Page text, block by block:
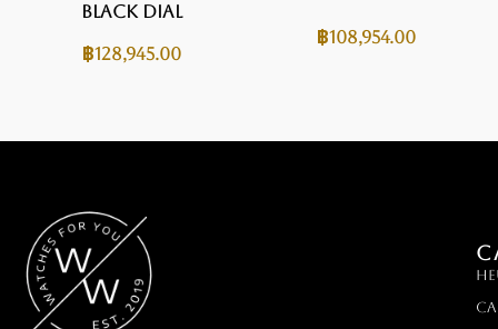
Black Dial
฿128,945.00
฿108,954.00